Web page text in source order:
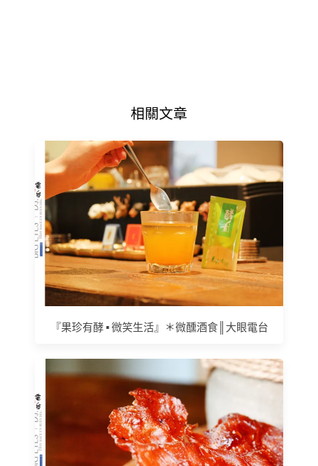
相關文章
『果珍有酵 ▪ 微笑生活』＊微醺酒食║大眼電台